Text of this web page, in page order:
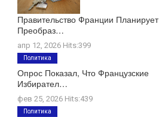
Правительство Франции Планирует
Преобраз…
апр 12, 2026 Hits:399
Опрос Показал, Что Французские
Избирател…
фев 25, 2026 Hits:439
Политика
Политика